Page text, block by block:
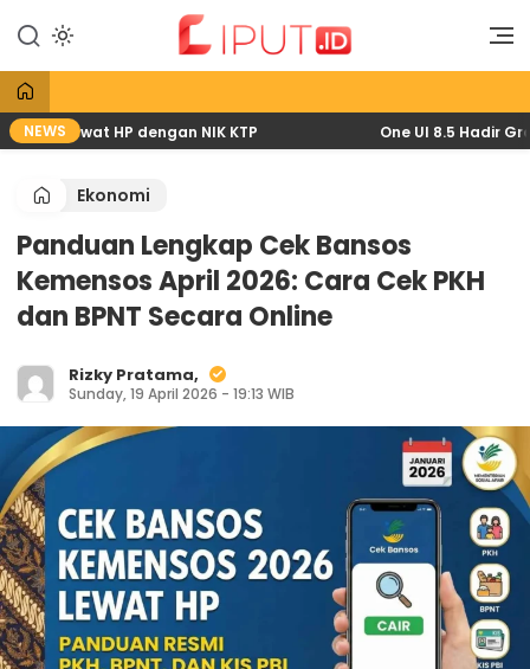
konten
Liput
Liputan Digital
NEWS
lewat HP dengan NIK KTP One UI 8.5 Hadir
Ekonomi
Panduan Lengkap Cek Bansos
Kemensos April 2026: Cara Cek PKH
dan BPNT Secara Online
Rizky Pratama,
Sunday, 19 April 2026 - 19:13 WIB